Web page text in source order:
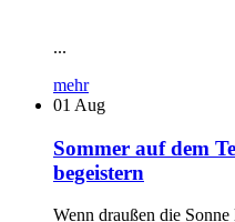
...
mehr
01 Aug
Sommer auf dem
begeistern
Wenn draußen die